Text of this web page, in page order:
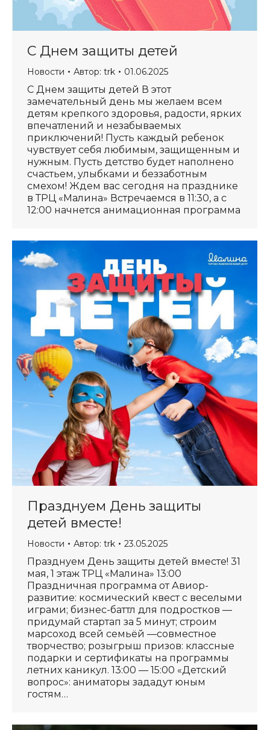
С Днем защиты детей
Новости Автор: trk 01.06.2025
С Днем защиты детей В этот
замечательный день мы желаем всем
детям крепкого здоровья, радости, ярких
впечатлений и незабываемых
приключений! Пусть каждый ребенок
чувствует себя любимым, защищенным и
нужным. Пусть детство будет наполнено
счастьем, улыбками и беззаботным
смехом! Ждем вас сегодня на празднике
в ТРЦ «Малина» Встречаемся в 11:30, а с
12:00 начнется анимационная программа
Празднуем День защиты
детей вместе!
Новости Автор: trk 23.05.2025
Празднуем День защиты детей вместе! 31
мая, 1 этаж ТРЦ «Малина» 13:00
Праздничная программа от Авиор-
развитие: космический квест с веселыми
играми; бизнес-баттл для подростков —
придумай стартап за 5 минут; строим
марсоход всей семьёй —совместное
творчество; розыгрыш призов: классные
подарки и сертификаты на программы
летних каникул. 13:00 — 15:00 «Детский
вопрос»: аниматоры зададут юным
гостям…